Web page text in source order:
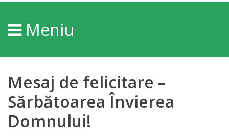
Orașului
Personalități
Regulamente
Orașe
înfrățite
Meniu
Mesaj de felicitare –
Sărbătoarea Învierea
Domnului!